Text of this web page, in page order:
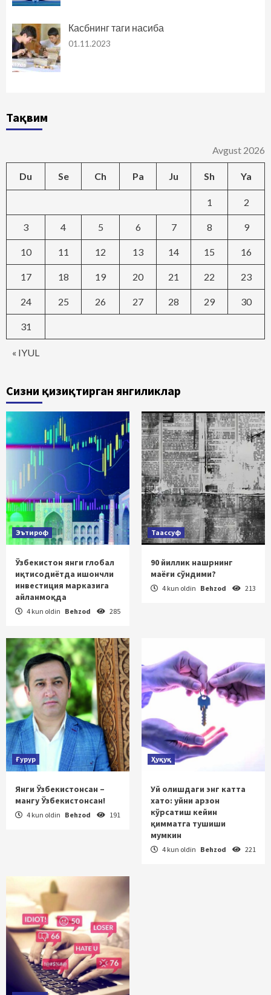
Касбнинг таги насиба
01.11.2023
Тақвим
Avgust 2026
Du Se Ch Pa Ju Sh Ya
« IYUL
1 2
3 4 5 6 7 8 9
10 11 12 13 14 15 16
17 18 19 20 21 22 23
24 25 26 27 28 29 30
31
Сизни қизиқтирган янгиликлар
Эътироф
Ўзбекистон янги глобал
иқтисодиётда ишончли
инвестиция марказига
айланмоқда
4 kun oldin Behzod 285
Таассуф
90 йиллик нашрнинг
маёғи сўндими?
4 kun oldin Behzod 213
Ғурур
Янги Ўзбекистонсан –
мангу Ўзбекистонсан!
4 kun oldin Behzod 191
Ҳуқуқ
Уй олишдаги энг катта
хато: уйни арзон
кўрсатиш кейин
қимматга тушиши
мумкин
4 kun oldin Behzod 221